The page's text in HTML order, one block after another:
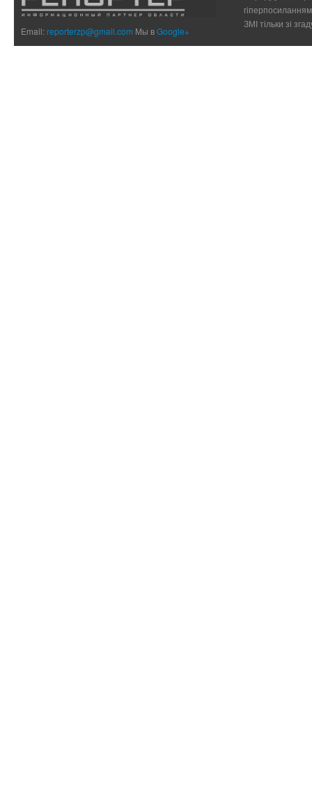
Email:reporterzp@gmail.com Мы вGoogle+
ЗМІ тільки зі